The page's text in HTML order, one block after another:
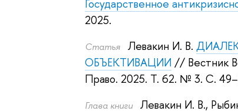
Государственное
2025.
Статья Левакин И. В.
ОБЪЕКТИВАЦИИ // Вестник
Право. 2025. Т. 62. № 3. С.
Глава книги Левакин И. В.,